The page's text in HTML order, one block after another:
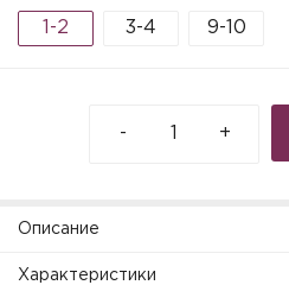
1-2 3-4 9-10
- +
Описание
Характеристики